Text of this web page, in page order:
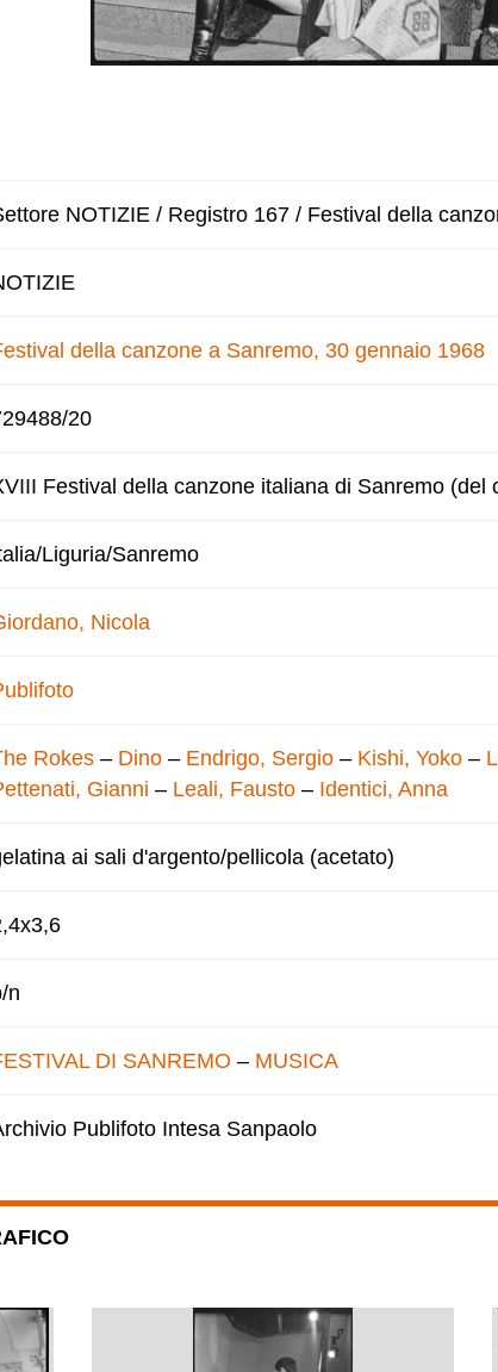
NOTIZIE / Registro 167 / Festival della
della canzone a Sanremo, 30 gennaio 1968
20
Festival della canzone italiana di Sanremo (del
Liguria/Sanremo
Nicola
Rokes – Dino – Endrigo, Sergio – Kishi, Yoko –
Gianni – Leali, Fausto – Identici, Anna
ai sali d'argento/pellicola (acetato)
n
DI SANREMO – MUSICA
Publifoto Intesa Sanpaolo